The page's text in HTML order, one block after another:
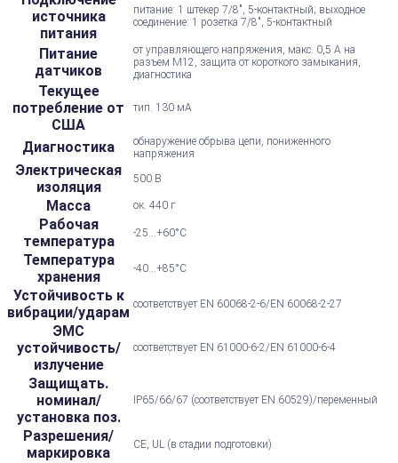
источника
питания
питание: 1 штекер 7/8", 5-контактный; выходное
соединение: 1 розетка 7/8", 5-контактный
Питание
датчиков
от управляющего напряжения, макс. 0,5 А на
разъем M12, защита от короткого замыкания,
диагностика
Текущее
потребление от
США
тип. 130 мА
Диагностика
обнаружение обрыва цепи, пониженного
напряжения
Электрическая
изоляция
500 В
Масса ок. 440 г
Рабочая
температура
-25...+60°С
Температура
хранения
-40...+85°С
Устойчивость к
вибрации/ударам соответствует EN 60068-2-6/EN 60068-2-27
ЭМС
устойчивость/
излучение
соответствует EN 61000-6-2/EN 61000-6-4
Защищать.
номинал/
установка поз.
IP65/66/67 (соответствует EN 60529)/переменный
Разрешения/
маркировка
CE, UL (в стадии подготовки)